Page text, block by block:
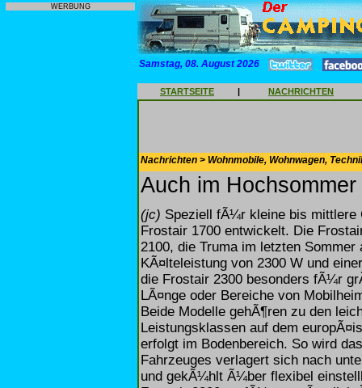
WERBUNG
Samstag, 08. August 2026
STARTSEITE | NACHRICHTEN
Nachrichten > Wohnmobile, Wohnwagen,
Auch im
(jc) Speziell fÃ¼r kleine bis mittlere
Frostair 1700 entwickelt. Die
2100, die Truma im letzten
KÃ¤lteleistung von 2300 W und
die Frostair 2300 besonders fÃ¼r
LÃ¤nge oder Bereiche von
Beide Modelle gehÃ¶ren zu den
Leistungsklassen auf dem
erfolgt im Bodenbereich. So wird
Fahrzeuges verlagert sich nach
und gekÃ¼hlt Ã¼ber flexibel